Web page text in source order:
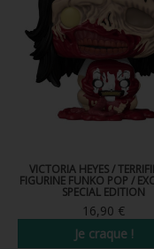
FIGURINES POP AUTRES
FIGURINES POP SPORTS
FIGURINES POP ANIME
FIGURINES POP HARRY
FIGURINES POP
FIGURINES POP
VICTORIA HEYES /
FIGURINE FUNKO POP /
SPECIAL EDITION
16,90 €
Je craque !